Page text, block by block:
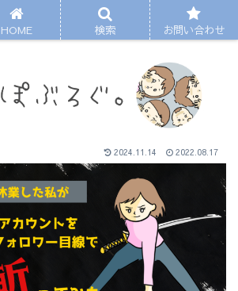
2024.11.14 2022.08.17
HOME 検索 お問い合わせ